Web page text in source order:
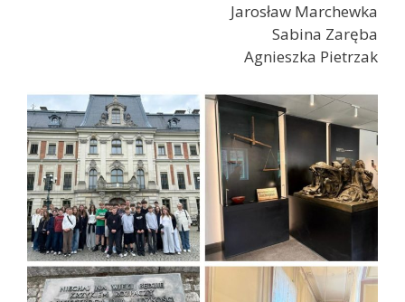
Jarosław Marchewka
Sabina Zaręba
Agnieszka Pietrzak